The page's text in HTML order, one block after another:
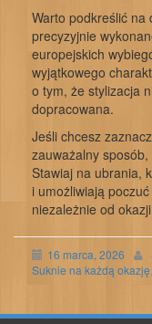
Warto podkreślić na
precyzyjnie
europejskich
wyjątkowego
o tym, że stylizacja
dopracowana.
Jeśli chcesz
zauważalny
Stawiaj na ubrania,
i umożliwiają
niezależnie od
16 marca, 2026
Suknie na każdą okazję